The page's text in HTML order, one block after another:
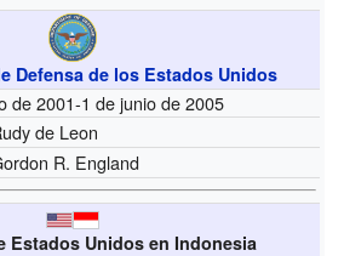
Defensa de los Estados Unidos
de 2001-1 de junio de 2005
de Leon
R. England
Estados Unidos en Indonesia